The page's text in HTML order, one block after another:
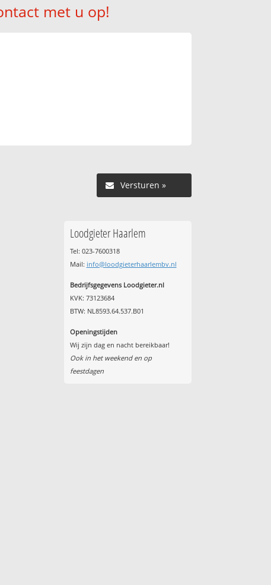
met u op!
Versturen »
Loodgieter Haarlem
Tel: 023-7600318
Mail: info@loodgieterhaarlembv.nl
Bedrijfsgegevens Loodgieter.nl
KVK: 73123684
BTW: NL8593.64.537.B01
Openingstijden
Wij zijn dag en nacht bereikbaar!
Ook in het weekend en op
feestdagen